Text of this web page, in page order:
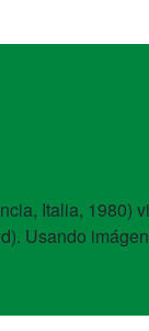
Italia, 1980)
Usando